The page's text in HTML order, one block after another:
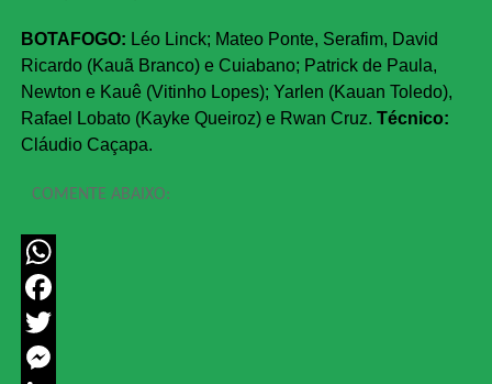
BOTAFOGO: Léo Linck; Mateo Ponte, Serafim, David
Ricardo (Kauã Branco) e Cuiabano; Patrick de Paula,
Newton e Kauê (Vitinho Lopes); Yarlen (Kauan Toledo),
Rafael Lobato (Kayke Queiroz) e Rwan Cruz. Técnico:
Cláudio Caçapa.
COMENTE ABAIXO:
WhatsApp
Facebook
Twitter